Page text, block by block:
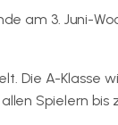
am 3. Juni-
Die A-Klasse
Spielern